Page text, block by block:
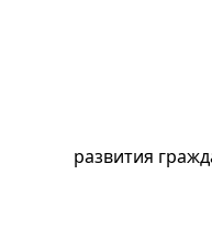
развития